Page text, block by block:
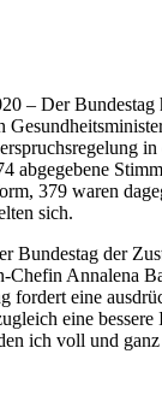
– Der Bundestag
abgegebene
379 waren
sich.
Bundestag der
Chefin Annalena
fordert eine
eine
ich voll und ganz